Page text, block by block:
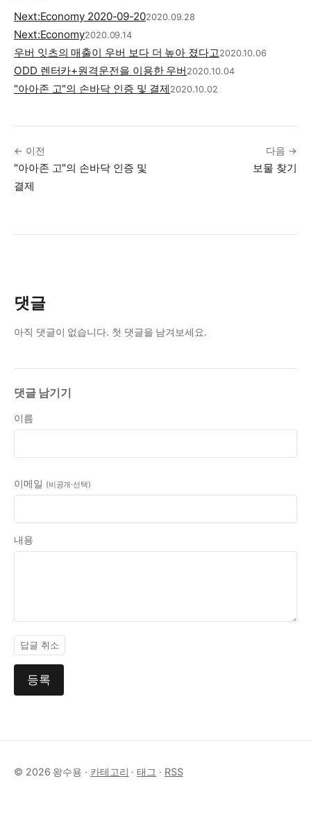
Next:Economy 2020-09-202020.09.28
Next:Economy2020.09.14
우버 잇츠의 매출이 우버 보다 더 높아 졌다고2020.10.06
ODD 렌터카+원격운전을 이용한 우버 2020.10.04
"아아존 고"의 손바닥 인증 및 결제 2020.10.02
← 이전
"아아존 고"의 손바닥 인증 및
결제
다음 →
보물 찾기
댓글
아직 댓글이 없습니다. 첫 댓글을 남겨보세요.
댓글 남기기
이름
이메일 (비공개·선택)
내용
답글 취소
등록
© 2026 왕수용 · 카테고리 ·태그 · RSS